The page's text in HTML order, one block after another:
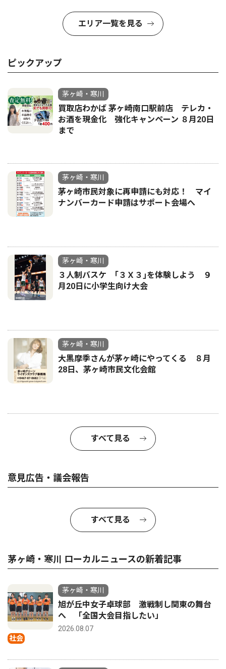
エリア一覧を見る
ピックアップ
茅ヶ崎・寒川
買取店わかば 茅ヶ崎南口駅前店 テレカ・
お酒を現金化 強化キャンペーン ８月20日
まで
茅ヶ崎・寒川
茅ヶ崎市民対象に再申請にも対応！ マイ
ナンバーカード申請はサポート会場へ
茅ヶ崎・寒川
３人制バスケ ｢３Ｘ３｣を体験しよう ９
月20日に小学生向け大会
茅ヶ崎・寒川
大黒摩季さんが茅ヶ崎にやってくる ８月
28日、茅ヶ崎市民文化会館
すべて見る
意見広告・議会報告
すべて見る
茅ヶ崎・寒川 ローカルニュースの新着記事
社会
茅ヶ崎・寒川
旭が丘中女子卓球部 激戦制し関東の舞台
へ 「全国大会目指したい」
2026.08.07